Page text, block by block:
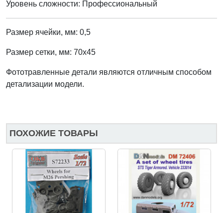
Уровень сложности: Профессиональный
Размер ячейки, мм: 0,5
Размер сетки, мм: 70х45
Фототравленные детали являются отличным способом
детализации модели.
ПОХОЖИЕ ТОВАРЫ